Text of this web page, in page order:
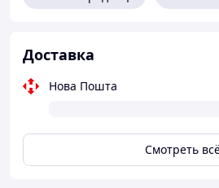
Доставка
Нова Пошта
Смотреть